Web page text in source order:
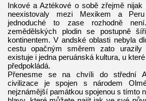
Inkové a Aztékové o sobě zřejmě nijak
neexistovaly mezi Mexikem a
jednoduché to zase rozhodně
zemědělských plodin se postupně
kontinentem. V andské oblasti nebyla
cestu opačným směrem zato urazily
existuje i jedna peruánská kultura, u
předpokládá.
Přenesme se na chvíli do střední
civilizace je spojen s národem
nejznámější památkou spojenou s tímto